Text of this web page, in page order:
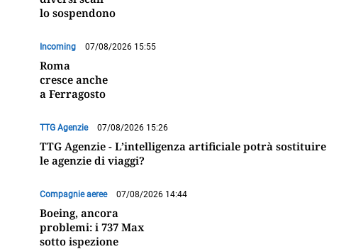
lo sospendono
Incoming 07/08/2026 15:55
Roma
cresce anche
a Ferragosto
TTG Agenzie 07/08/2026 15:26
TTG Agenzie - L’intelligenza artificiale potrà sostituire
le agenzie di viaggi?
Compagnie aeree 07/08/2026 14:44
Boeing, ancora
problemi: i 737 Max
sotto ispezione